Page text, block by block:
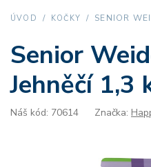
ÚVOD KOČKY SENIOR
Senior
Jehněčí 1,3
Náš kód: 70614 Značka: